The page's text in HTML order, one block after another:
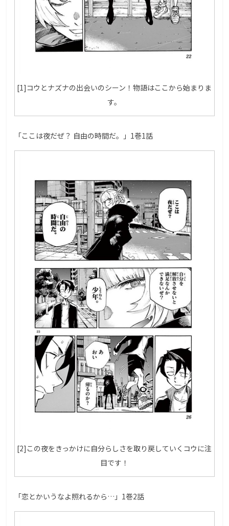
[1]コウとナズナの出会いのシーン！物語はここから始まりま
す。
「ここは夜だぜ？ 自由の時間だ。」1巻1話
[2]この夜をきっかけに自分らしさを取り戻していくコウに注
目です！
「恋とかいうなよ照れるから…」1巻2話